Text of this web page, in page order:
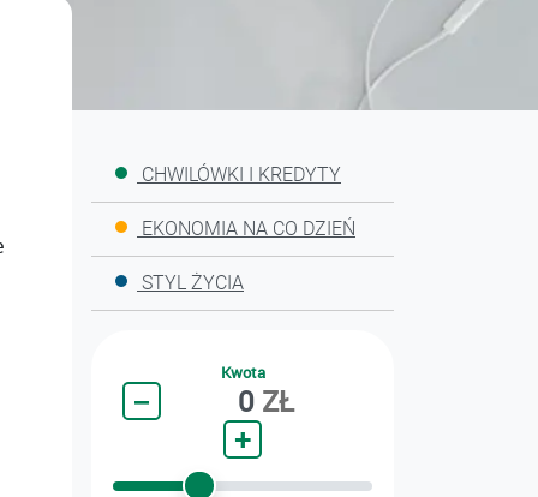
CHWILÓWKI I KREDYTY
EKONOMIA NA CO DZIEŃ
STYL ŻYCIA
Kwota
− 0ZŁ
+